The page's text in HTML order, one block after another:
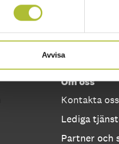
Avvisa
Om oss
Kontakta oss
Lediga
Partner och